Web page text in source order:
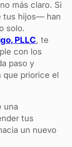
más claro. Si
tus hijos— han
solo.
PLLC, te
con los
paso y
que priorice el
una
tus
un nuevo